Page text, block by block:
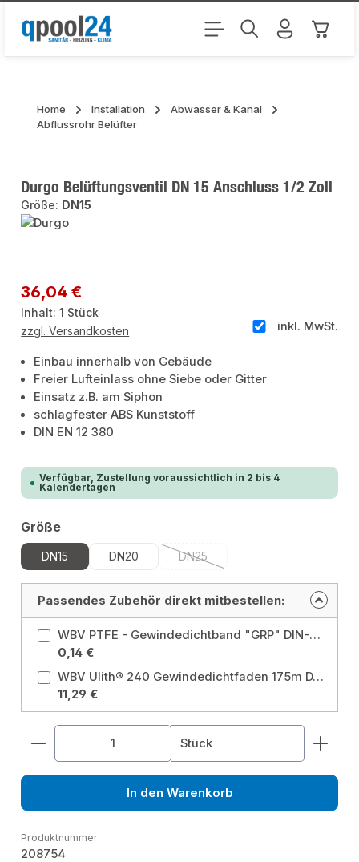
Zum Hauptinhalt springen
Home Installation
Abwasser & Kanal
Abflussrohr Belüfter
Durgo Belüftungsventil DN 15 Anschluss 1/2 Zoll
Größe: DN15
Regulärer Preis:
36,04 €
Inhalt:1 Stück
inkl. MwSt.
zzgl. Versandkosten
Einbau innerhalb von Gebäude
Freier Lufteinlass ohne Siebe oder Gitter
Einsatz z.B. am Siphon
schlagfester ABS Kunststoff
DIN EN 12 380
Verfügbar, Zustellung voraussichtlich in 2 bis 4
Kalendertagen
Größeauswählen
DN15 DN20 DN25
(Diese Option ist zurzeit nicht
Passendes Zubehör direkt mitbestellen:
WBV PTFE - Gewindedichtband "GRP" DIN-DVGW - geprüft grob 12m Ausführung: Gewindedichtband "GRP"
0,14 €
WBV Ulith® 240 Gewindedichtfaden 175m DVGW-geprüft
11,29 €
Produkt Anzahl: Gib den gewünschten Wert
Stück
In den Warenkorb
Produktnummer:
208754